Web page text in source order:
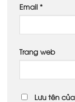
Email *
Trang web
Lưu tên